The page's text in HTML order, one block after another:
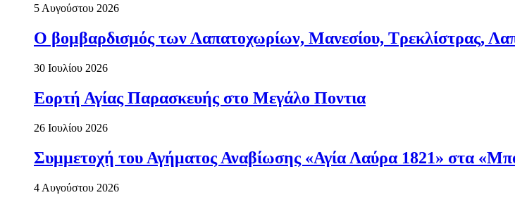
5 Αυγούστου 2026
Ο βομβαρδισμός των Λαπατοχωρίων, Μανεσίου, Τρεκλίστρας,
30 Ιουλίου 2026
Εορτή Αγίας Παρασκευής στο Μεγάλο Ποντια
26 Ιουλίου 2026
Συμμετοχή του Αγήματος Αναβίωσης «Αγία Λαύρα 1821» στα
4 Αυγούστου 2026